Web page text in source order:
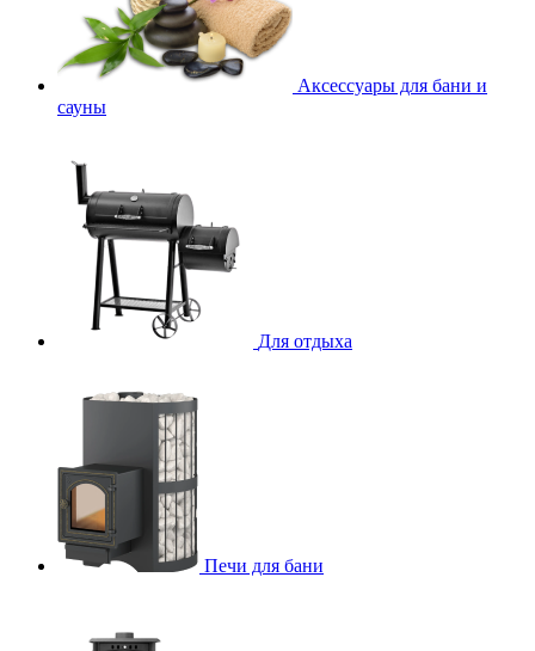
Аксессуары для бани и
сауны
Для отдыха
Печи для бани